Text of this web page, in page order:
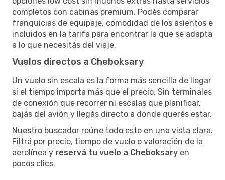
completos con cabinas premium. Podés comparar
franquicias de equipaje, comodidad de los asientos e
incluidos en la tarifa para encontrar la que se adapta
a lo que necesitás del viaje.
Vuelos directos a Cheboksary
Un vuelo sin escala es la forma más sencilla de llegar
si el tiempo importa más que el precio. Sin terminales
de conexión que recorrer ni escalas que planificar,
bajás del avión y llegás directo a donde querés estar.
Nuestro buscador reúne todo esto en una vista clara.
Filtrá por precio, tiempo de vuelo o valoración de la
aerolínea y reservá tu vuelo a Cheboksary en
pocos clics.